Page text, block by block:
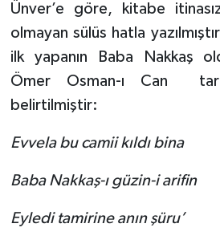
Ünver’e göre, kitabe
olmayan sülüs hatla
ilk yapanın Baba Nakkaş
Ömer Osman-ı Can
belirtilmiştir:
Evvela bu camii kıldı bina
Baba Nakkaş-ı güzin-i arifin
Eyledi tamirine anın şüru’